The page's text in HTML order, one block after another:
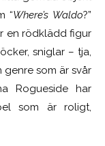
“Where’s Waldo?”
en rödklädd figur
sniglar – tja,
som är svår
Rogueside har
som är roligt,